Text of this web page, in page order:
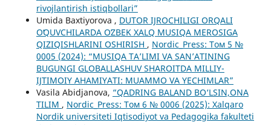
rivojlantirish istiqbollari”
Umida Baxtiyorova , DUTOR IJROCHILIGI ORQALI
OʻQUVCHILARDA OʻZBEK XALQ MUSIQA MEROSIGA
QIZIQISHLARINI OSHIRISH , Nordic_Press: Том 5 №
0005 (2024): “MUSIQA TA’LIMI VA SAN’ATINING
BUGUNGI GLOBALLASHUV SHAROITDA MILLIY-
IJTIMOIY AHAMIYATI: MUAMMO VA YECHIMLAR”
Vasila Abidjanova, “QADRING BALAND BO‘LSIN,ONA
TILIM , Nordic_Press: Том 6 № 0006 (2025): Xalqaro
Nordik universiteti Iqtisodiyot va Pedagogika fakulteti